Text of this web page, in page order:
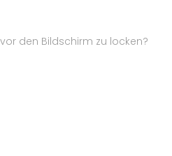
den Bildschirm zu locken?